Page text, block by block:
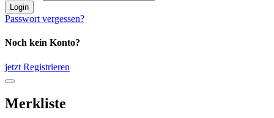
Login
Passwort vergessen?
Noch kein Konto?
jetzt Registrieren
Merkliste